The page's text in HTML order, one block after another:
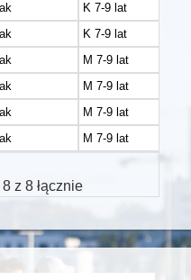
K 7-9 lat
K 7-9 lat
M 7-9 lat
M 7-9 lat
M 7-9 lat
M 7-9 lat
z 8 łącznie